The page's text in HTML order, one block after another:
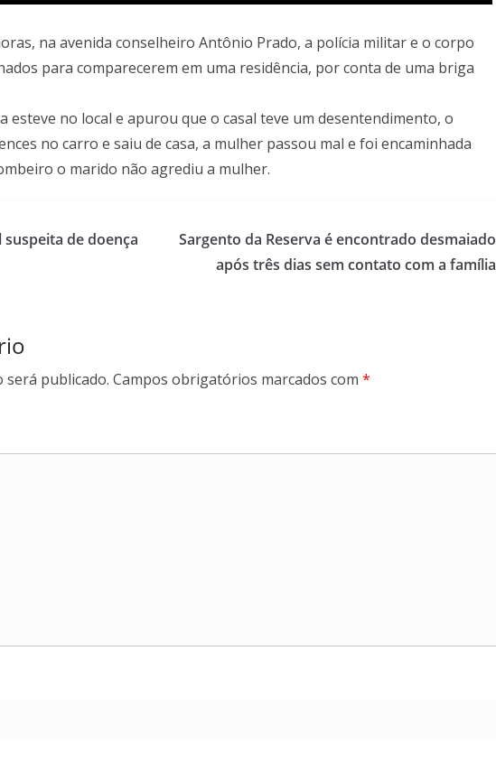
na avenida conselheiro Antônio Prado, a polícia militar e o corpo
para comparecerem em uma residência, por conta de uma briga
esteve no local e apurou que o casal teve um desentendimento, o
no carro e saiu de casa, a mulher passou mal e foi encaminhada
o marido não agrediu a mulher.
suspeita de doença
Sargento da Reserva é encontrado desmaiado
após três dias sem contato com a família
será publicado. Campos obrigatórios marcados com *